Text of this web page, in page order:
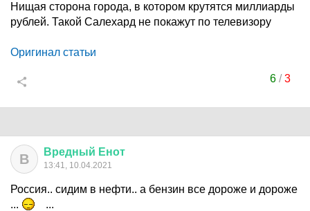
Нищая сторона города, в котором крутятся миллиарды
рублей. Такой Салехард не покажут по телевизору
Оригинал статьи
6/3
В Вредный Енот
13:41, 10.04.2021
Россия.. сидим в нефти.. а бензин все дороже и дороже
...
...